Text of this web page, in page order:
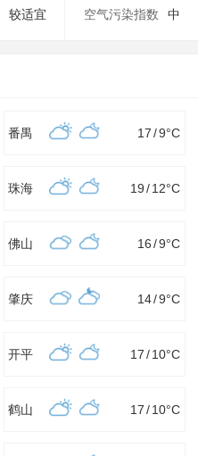
较适宜 空气污染指数 中
番禺 17 /9°C
珠海 19 /12°C
佛山 16 /9°C
肇庆 14/9°C
开平 17 /10°C
鹤山 17 /10°C